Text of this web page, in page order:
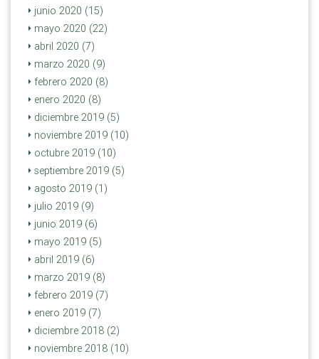
junio 2020 (15)
mayo 2020 (22)
abril 2020 (7)
marzo 2020 (9)
febrero 2020 (8)
enero 2020 (8)
diciembre 2019 (5)
noviembre 2019 (10)
octubre 2019 (10)
septiembre 2019 (5)
agosto 2019 (1)
julio 2019 (9)
junio 2019 (6)
mayo 2019 (5)
abril 2019 (6)
marzo 2019 (8)
febrero 2019 (7)
enero 2019 (7)
diciembre 2018 (2)
noviembre 2018 (10)